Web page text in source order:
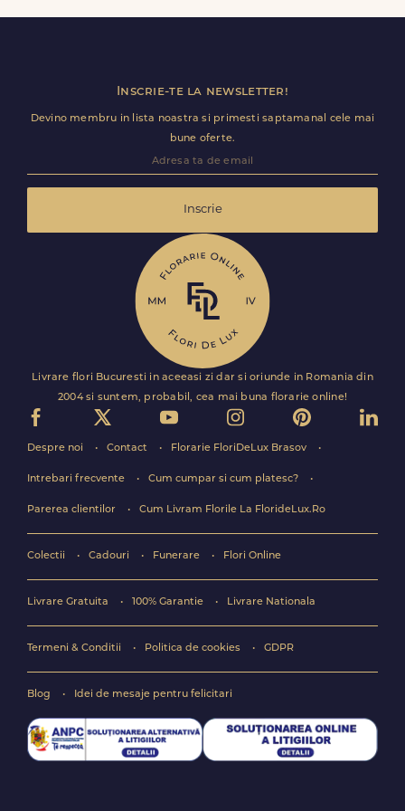
disponibile. Florile sunt livrate rapid, direct de curierii
Inscrie-te la newsletter!
Devino membru in lista noastra si primesti saptamanal cele mai
bune oferte.
Inscrie
Livrare flori Bucuresti in aceeasi zi dar si oriunde in Romania din
2004 si suntem, probabil, cea mai buna florarie online!
Despre noi Contact Florarie FloriDeLux Brasov
Intrebari frecvente Cum cumpar si cum platesc?
Parerea clientilor Cum Livram Florile La FlorideLux.Ro
Colectii Cadouri Funerare Flori Online
Livrare Gratuita 100% Garantie Livrare Nationala
Termeni & Conditii Politica de cookies GDPR
Blog Idei de mesaje pentru felicitari